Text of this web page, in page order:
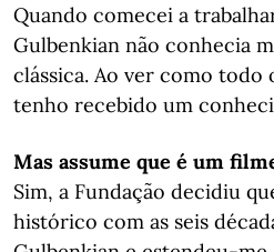
Quando comecei a
Gulbenkian não conhecia
clássica. Ao ver como todo
tenho recebido um
Mas assume que é um
Sim, a Fundação decidiu
histórico com as seis